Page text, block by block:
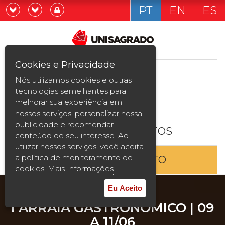
Graduação
Pós-graduação e MBA
Curta Duração
Vestibular
2ª Graduação
Transferência
Reingresso
Já sou estudande
Quero ser estudante
PT EN ES
ESTUDE AQUI
BOLSAS E DESCONTOS
ENTRE EM CONTATO
I ARRAIÁ GASTRONÔMICO | 09
Cookies e Privacidade
Nós utilizamos cookies e outras
tecnologias semelhantes para
melhorar sua experiência em
nossos serviços, personalizar nossa
publicidade e recomendar
conteúdo de seu interesse. Ao
utilizar nossos serviços, você aceita
a política de monitoramento de
cookies. Mais Informações
Eu Aceito